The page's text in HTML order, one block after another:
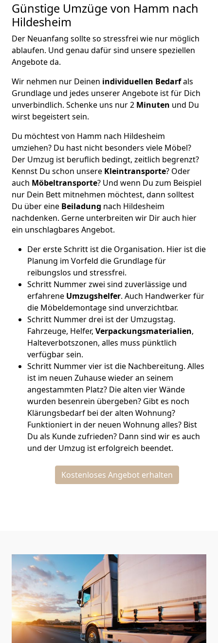
Günstige Umzüge von Hamm nach
Hildesheim
Der Neuanfang sollte so stressfrei wie nur möglich
ablaufen. Und genau dafür sind unsere speziellen
Angebote da.
Wir nehmen nur Deinen individuellen Bedarfals
Grundlage und jedes unserer Angebote ist für Dich
unverbindlich. Schenke uns nur 2 Minuten und Du
wirst begeistert sein.
Du möchtest von Hamm nach Hildesheim
umziehen? Du hast nicht besonders viele Möbel?
Der Umzug ist beruflich bedingt, zeitlich begrenzt?
Kennst Du schon unsere Kleintransporte? Oder
auch Möbeltransporte? Und wenn Du zum Beispiel
nur Dein Bett mitnehmen möchtest, dann solltest
Du über eine Beiladung nach Hildesheim
nachdenken. Gerne unterbreiten wir Dir auch hier
ein unschlagbares Angebot.
Der erste Schritt ist die Organisation. Hier ist die
Planung im Vorfeld die Grundlage für
reibungslos und stressfrei.
Schritt Nummer zwei sind zuverlässige und
erfahrene Umzugshelfer. Auch Handwerker für
die Möbeldemontage sind unverzichtbar.
Schritt Nummer drei ist der Umzugstag.
Fahrzeuge, Helfer, Verpackungsmaterialien,
Halteverbotszonen, alles muss pünktlich
verfügbar sein.
Schritt Nummer vier ist die Nachbereitung. Alles
ist im neuen Zuhause wieder an seinem
angestammten Platz? Die alten vier Wände
wurden besenrein übergeben? Gibt es noch
Klärungsbedarf bei der alten Wohnung?
Funktioniert in der neuen Wohnung alles? Bist
Du als Kunde zufrieden? Dann sind wir es auch
und der Umzug ist erfolgreich beendet.
Kostenloses Angebot erhalten